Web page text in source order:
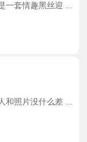
一套情趣黑丝迎 ...
照片没什么差 ...